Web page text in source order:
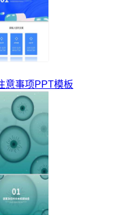
意事项PPT模板